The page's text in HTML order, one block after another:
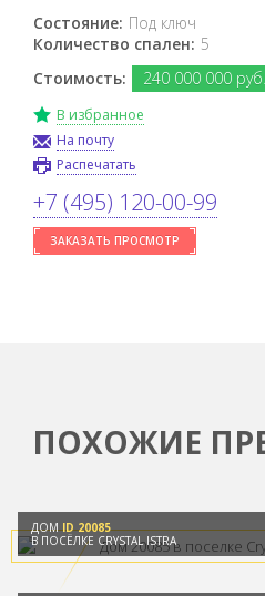
Состояние: Под ключ
Количество спален: 5
Стоимость:
240 000 000 руб.
В избранное
На почту
Распечатать
+7 (495) 120-00-99
ЗАКАЗАТЬ ПРОСМОТР
ПОХОЖИЕ
ДОМID 20085
В ПОСЁЛКЕ CRYSTAL ISTRA